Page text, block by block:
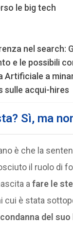
le big tech
nel search:
e le possibili
Artificiale a
sulle acqui-hires
Sì, ma
è che la
il ruolo di
a fare le
cui è stata
del